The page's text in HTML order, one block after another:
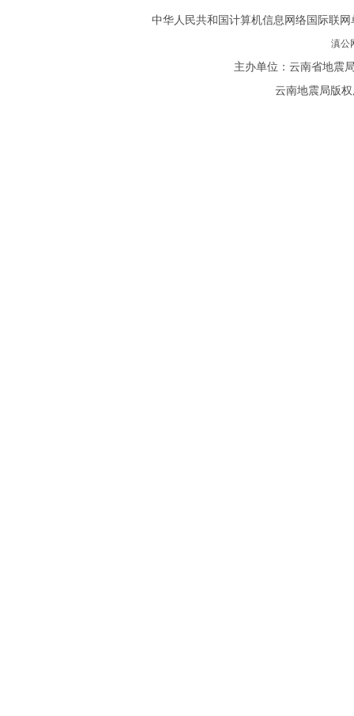
中华人民共和国计算机信息网络国际联
滇公
主办单位：云南省地震
云南地震局版